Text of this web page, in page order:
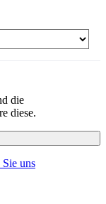
die
diese.
uns